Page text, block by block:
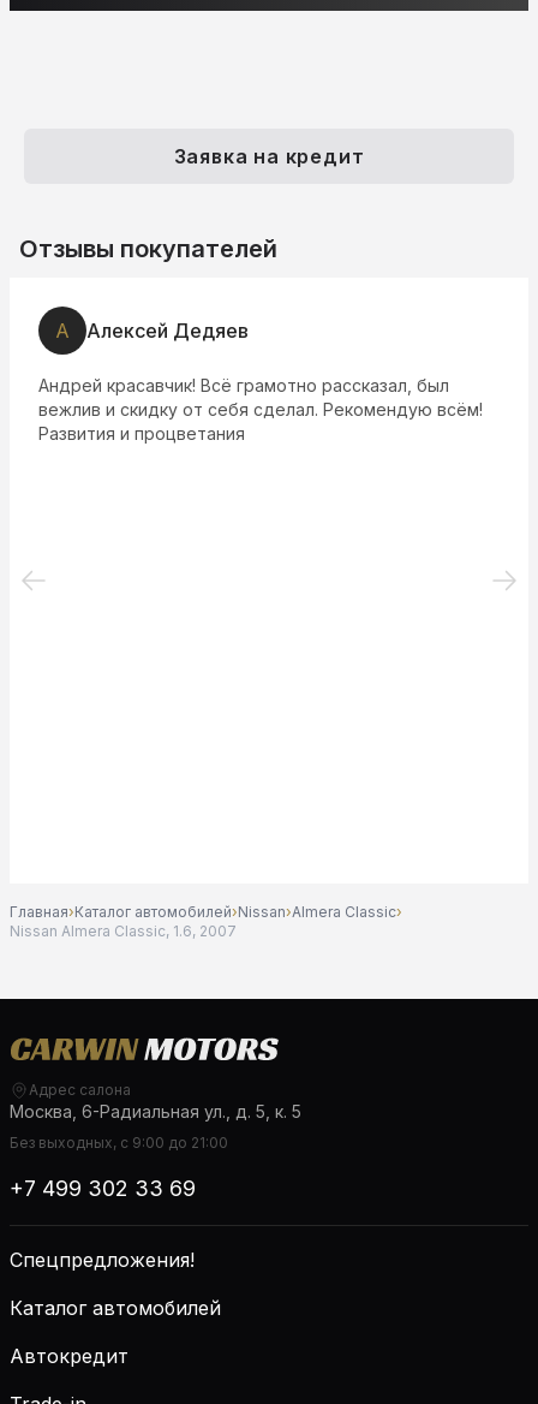
Заявка на кредит
Отзывы покупателей
А Алексей Дедяев
Андрей красавчик! Всё грамотно рассказал, был
вежлив и скидку от себя сделал. Рекомендую всём!
Развития и процветания
Главная›Каталог автомобилей›Nissan›Almera Classic›
Nissan Almera Classic, 1.6, 2007
Адрес салона
Москва, 6-Радиальная ул., д. 5, к. 5
Без выходных, с 9:00 до 21:00
+7 499 302 33 69
Спецпредложения!
Каталог автомобилей
Автокредит